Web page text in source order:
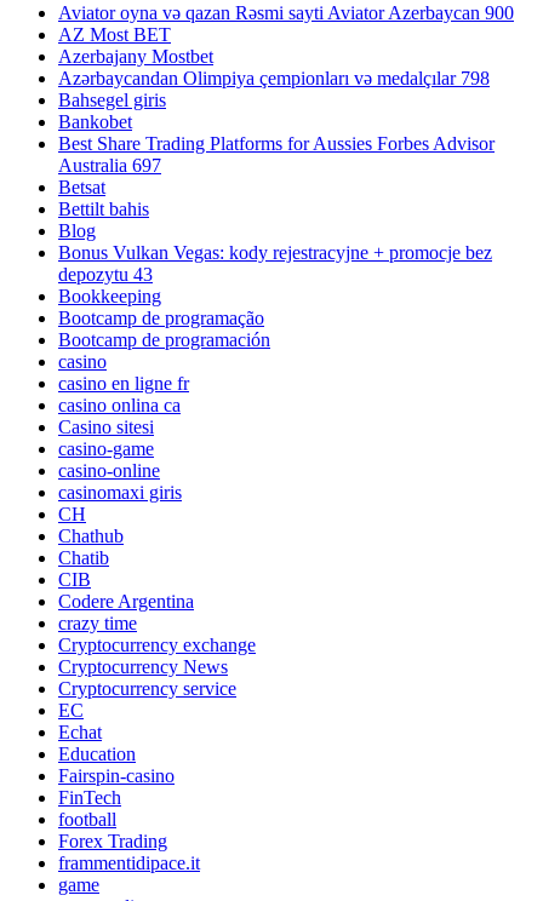
Aviator oyna və qazan Rəsmi sayti Aviator Azerbaycan 900
AZ Most BET
Azerbajany Mostbet
Azərbaycandan Olimpiya çempionları və medalçılar 798
Bahsegel giris
Bankobet
Best Share Trading Platforms for Aussies Forbes Advisor
Australia 697
Betsat
Bettilt bahis
Blog
Bonus Vulkan Vegas: kody rejestracyjne + promocje bez
depozytu 43
Bookkeeping
Bootcamp de programação
Bootcamp de programación
casino
casino en ligne fr
casino onlina ca
Casino sitesi
casino-game
casino-online
casinomaxi giris
CH
Chathub
Chatib
CIB
Codere Argentina
crazy time
Cryptocurrency exchange
Cryptocurrency News
Cryptocurrency service
EC
Echat
Education
Fairspin-casino
FinTech
football
Forex Trading
frammentidipace.it
game